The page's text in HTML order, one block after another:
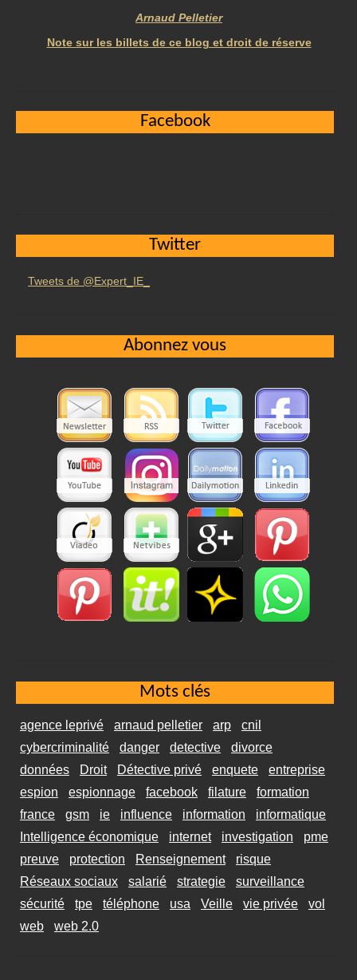
Arnaud Pelletier
Note sur les billets de ce blog et droit de réserve
Facebook
Twitter
Tweets de @Expert_IE_
Abonnez vous
Mots clés
agence leprivé arnaud pelletier arp
cnil
cybercriminalité
danger detective
divorce
données
Droit Détective privé enquete
entreprise
espion
espionnage facebook filature
formation
france
gsm ie influence information
informatique
Intelligence économique
internet investigation
pme
preuve
protection Renseignement
risque
Réseaux sociaux
salarié strategie
surveillance
sécurité
tpe téléphone usa Veille vie privée
vol
web
web 2.0